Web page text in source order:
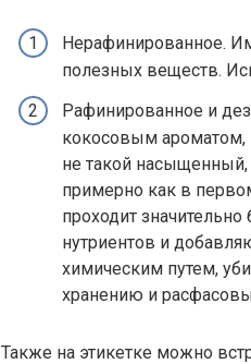
Нерафинированное.
полезных веществ.
Рафинированное и
кокосовым ароматом,
не такой
примерно как в
проходит
нутриентов и
химическим путем,
хранению и
Также на этикетке можно